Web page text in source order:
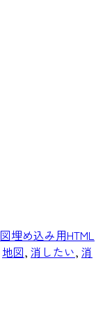
埋め込み用HTML
地図, 消したい, 消